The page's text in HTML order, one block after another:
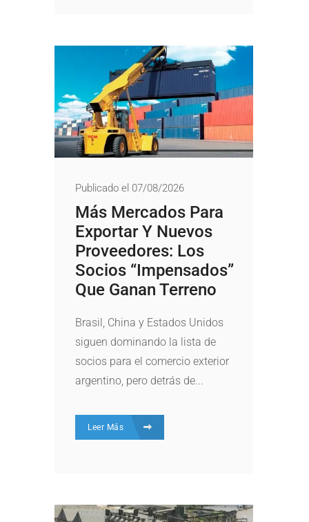
Publicado el 07/08/2026
Más Mercados Para
Exportar Y Nuevos
Proveedores: Los
Socios “impensados”
Que Ganan Terreno
Brasil, China y Estados Unidos
siguen dominando la lista de
socios para el comercio exterior
argentino, pero detrás de...
Leer Más